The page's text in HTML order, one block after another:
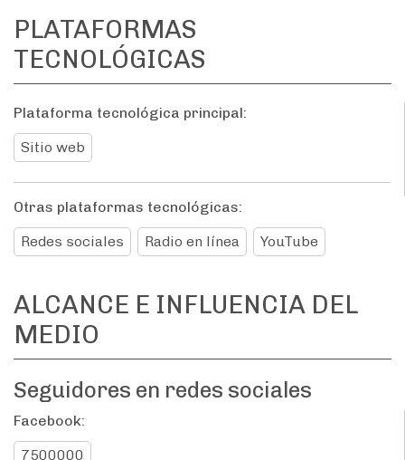
PLATAFORMAS
TECNOLÓGICAS
Plataforma tecnológica principal:
Sitio web
Otras plataformas tecnológicas:
Redes sociales
Radio en línea YouTube
ALCANCE E INFLUENCIA DEL
MEDIO
Seguidores en redes sociales
Facebook:
7500000